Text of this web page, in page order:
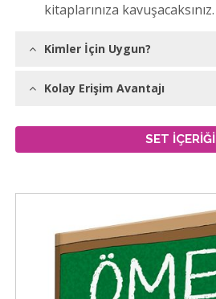
kitaplarınıza kavuşacaksınız.
Kimler İçin Uygun?
Kolay Erişim Avantajı
SET İÇERİĞİ